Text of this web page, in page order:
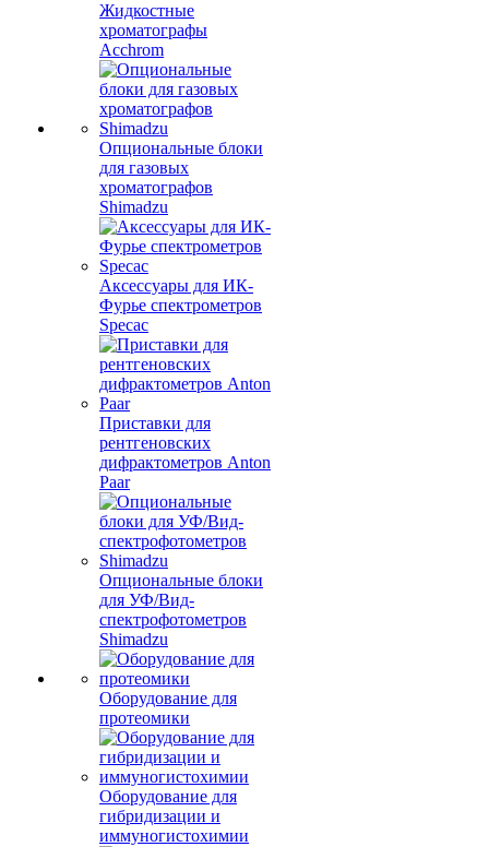
Жидкостные
хроматографы
Acchrom
Опциональные блоки
для газовых
хроматографов
Shimadzu
Аксессуары для ИК-
Фурье спектрометров
Specac
Приставки для
рентгеновских
дифрактометров Anton
Paar
Опциональные блоки
для УФ/Вид-
спектрофотометров
Shimadzu
Оборудование для
протеомики
Оборудование для
гибридизации и
иммуногистохимии